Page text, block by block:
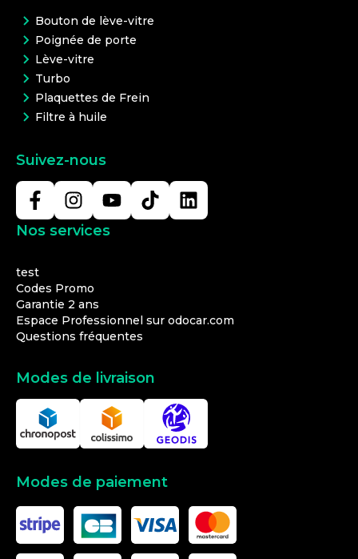
Bouton de lève-vitre
Poignée de porte
Lève-vitre
Turbo
Plaquettes de Frein
Filtre à huile
Suivez-nous
Nos services
test
Codes Promo
Garantie 2 ans
Espace Professionnel sur odocar.com
Questions fréquentes
Modes de livraison
Modes de paiement